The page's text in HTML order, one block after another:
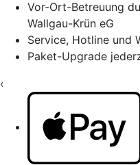
Vor-Ort-Betreuung
Wallgau-Krün eG
Service, Hotline und
Paket-Upgrade
‹